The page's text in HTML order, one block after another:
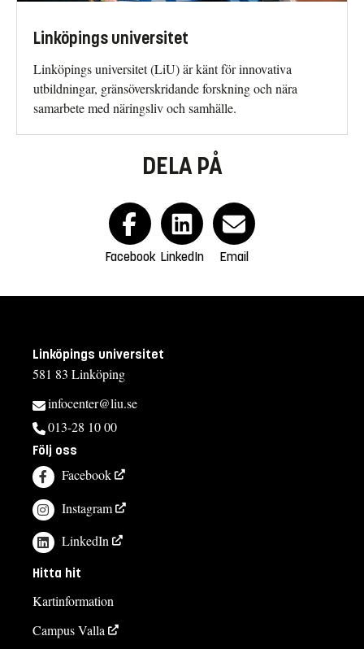
Linköpings universitet
Linköpings universitet (LiU) är känt för innovativa
utbildningar, gränsöverskridande forskning och nära
samarbete med näringsliv och samhälle.
DELA PÅ
Facebook LinkedIn Email
Linköpings universitet
581 83 Linköping
infocenter@liu.se
013-28 10 00
Följ oss
Facebook
Instagram
LinkedIn
Hitta hit
Kartinformation
Campus Valla